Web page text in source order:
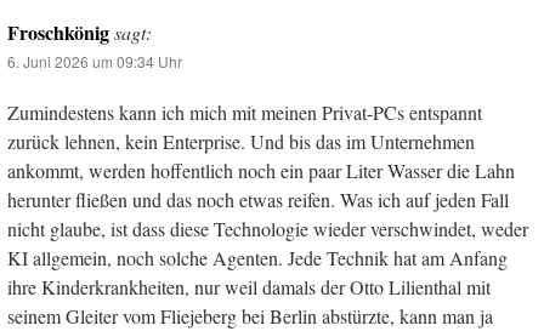
Froschkönigsagt:
6. Juni 2026 um 09:34 Uhr
Zumindestens kann ich mich mit meinen Privat-PCs entspannt
zurück lehnen, kein Enterprise. Und bis das im Unternehmen
ankommt, werden hoffentlich noch ein paar Liter Wasser die Lahn
herunter fließen und das noch etwas reifen. Was ich auf jeden Fall
nicht glaube, ist dass diese Technologie wieder verschwindet, weder
KI allgemein, noch solche Agenten. Jede Technik hat am Anfang
ihre Kinderkrankheiten, nur weil damals der Otto Lilienthal mit
seinem Gleiter vom Fliejeberg bei Berlin abstürzte, kann man ja